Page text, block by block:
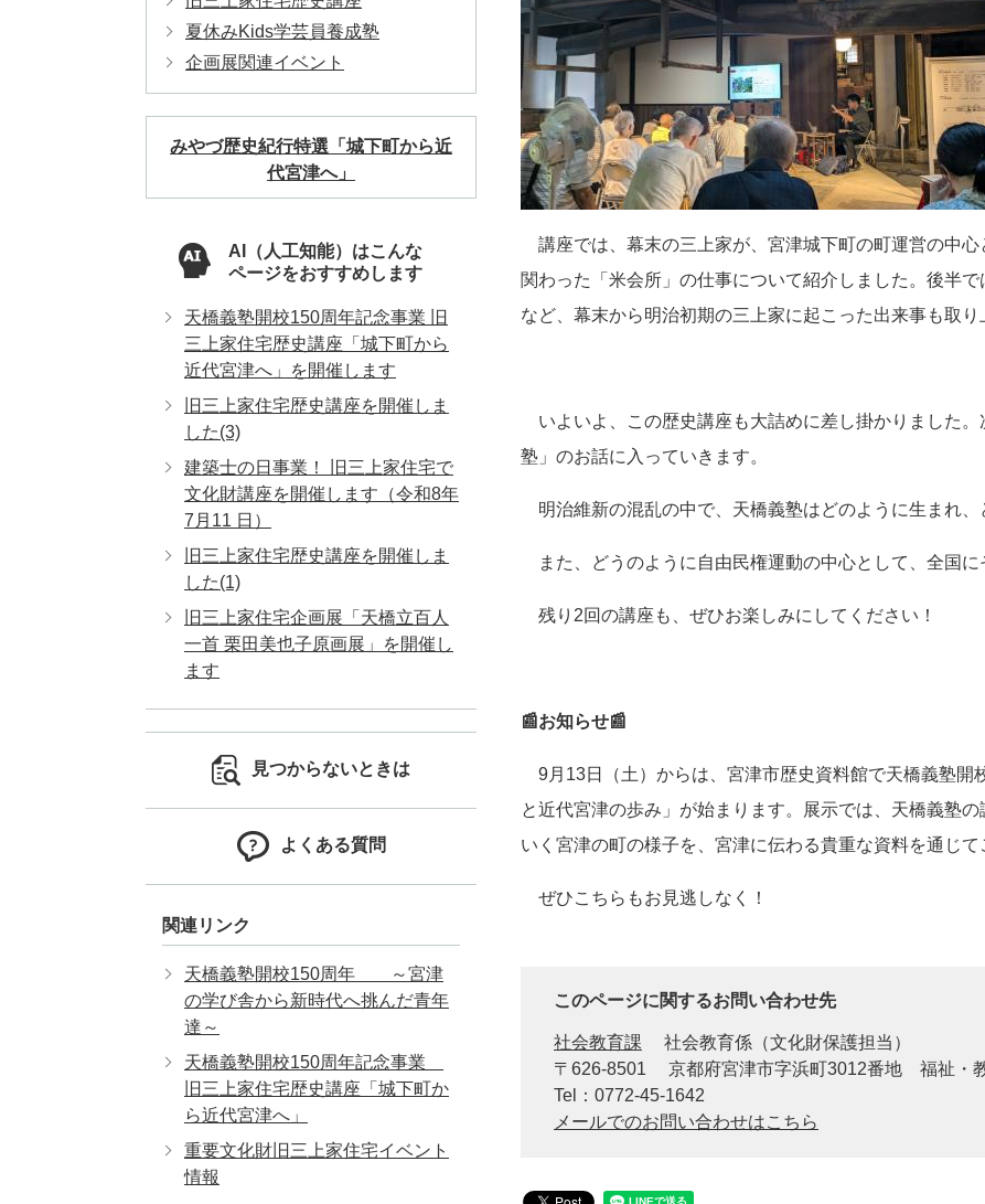
講座では、幕末の三上家が、宮津城下町の町運営の中
関わった「米会所」の仕事について紹介しました。後半
など、幕末から明治初期の三上家に起こった出来事も取り
いよいよ、この歴史講座も大詰めに差し掛かりました
塾」のお話に入っていきます。
明治維新の混乱の中で、天橋義塾はどのように生まれ、
また、どうのように自由民権運動の中心として、全国に
残り2回の講座も、ぜひお楽しみにしてください！
📰お知らせ📰
9月13日（土）からは、宮津市歴史資料館で天橋義塾開
と近代宮津の歩み」が始まります。展示では、天橋義塾
いく宮津の町の様子を、宮津に伝わる貴重な資料を通じて
ぜひこちらもお見逃しなく！
このページに関するお問い合わせ先
社会教育課
社会教育係（文化財保護担当）
〒626-8501
京都府宮津市字浜町3012番地 福祉・
Tel：0772-45-1642
メールでのお問い合わせはこちら
夏休みKids学芸員養成塾
企画展関連イベント
みやづ歴史紀行特選「城下町から近
代宮津へ」
AI（人工知能）はこんな
ページをおすすめします
天橋義塾開校150周年記念事業 旧
三上家住宅歴史講座「城下町から
近代宮津へ」を開催します
旧三上家住宅歴史講座を開催しま
した(3)
建築士の日事業！ 旧三上家住宅で
文化財講座を開催します（令和8年
7月11 日）
旧三上家住宅歴史講座を開催しま
した(1)
旧三上家住宅企画展「天橋立百人
一首 栗田美也子原画展」を開催し
ます
見つからないときは
よくある質問
関連リンク
天橋義塾開校150周年 ～宮津
の学び舎から新時代へ挑んだ青年
達～
天橋義塾開校150周年記念事業
旧三上家住宅歴史講座「城下町か
ら近代宮津へ」
重要文化財旧三上家住宅イベント
情報